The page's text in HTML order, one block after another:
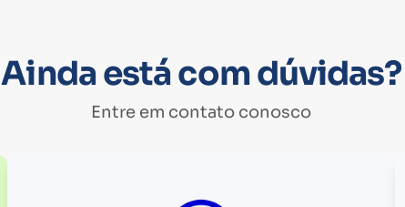
Ainda está com dúvidas?
Entre em contato conosco